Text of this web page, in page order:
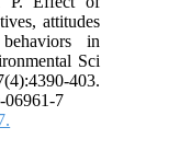
attitudes
in
Sci
403.
06961-7